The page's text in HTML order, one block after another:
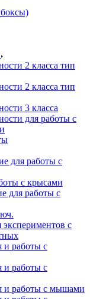
2 класса тип
2 класса тип
3 класса
для работы с
для работы с
с крысами
для работы с
с
и работы с
и работы с
и работы с мышами